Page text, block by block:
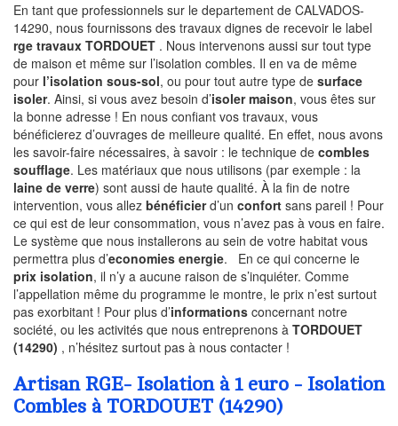
En tant que professionnels sur le departement de CALVADOS-
14290, nous fournissons des travaux dignes de recevoir le label
rge travaux TORDOUET . Nous intervenons aussi sur tout type
de maison et même sur l’isolation combles. Il en va de même
pour l’isolation sous-sol, ou pour tout autre type de surface
isoler. Ainsi, si vous avez besoin d’isoler maison, vous êtes sur
la bonne adresse ! En nous confiant vos travaux, vous
bénéficierez d’ouvrages de meilleure qualité. En effet, nous avons
les savoir-faire nécessaires, à savoir : le technique de combles
soufflage. Les matériaux que nous utilisons (par exemple : la
laine de verre) sont aussi de haute qualité. À la fin de notre
intervention, vous allez bénéficierd’un confort sans pareil ! Pour
ce qui est de leur consommation, vous n’avez pas à vous en faire.
Le système que nous installerons au sein de votre habitat vous
permettra plus d’economies energie. En ce qui concerne le
prix isolation, il n’y a aucune raison de s’inquiéter. Comme
l’appellation même du programme le montre, le prix n’est surtout
pas exorbitant ! Pour plus d’informations concernant notre
société, ou les activités que nous entreprenons à TORDOUET
(14290) , n’hésitez surtout pas à nous contacter !
Artisan RGE- Isolation à 1 euro - Isolation
Combles à TORDOUET (14290)